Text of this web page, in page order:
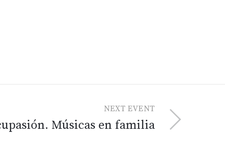
NEXT EVENT
Músicas en familia